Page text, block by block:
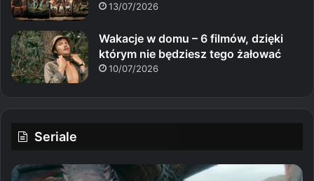
13/07/2026
Wakacje w domu – 6 filmów, dzięki
którym nie będziesz tego żałować
10/07/2026
Seriale